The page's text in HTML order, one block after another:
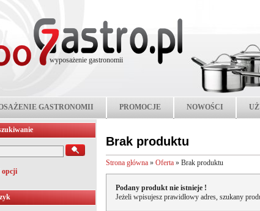
wyposażenie gastronomii
GASTRONOMII PROMOCJE NOWOŚCI
opcji
Brak produktu
Strona główna » Oferta » Brak produktu
Podany produkt nie istnieje !
Jeżeli wpisujesz prawidłowy adres, szukany